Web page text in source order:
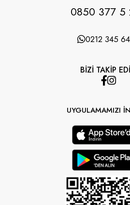
0850 377 5
0212 345
BİZİ TAKİP
UYGULAMAMIZI